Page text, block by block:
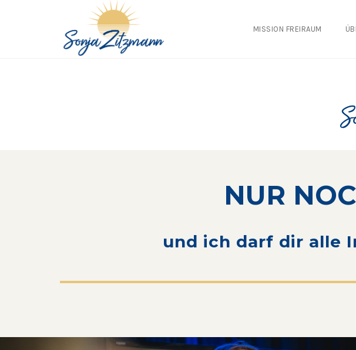
MISSION FREIRAUM
NUR
und ich darf dir alle